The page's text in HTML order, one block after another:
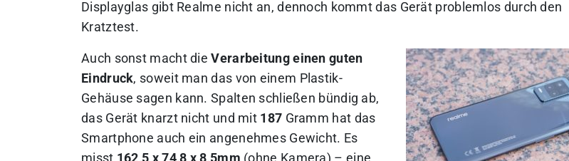
Displayglas gibt Realme nicht an, dennoch kommt das Gerät problemlos durch den
Kratztest.
Auch sonst macht dieVerarbeitung einen guten
Eindruck, soweit man das von einem Plastik-
Gehäuse sagen kann. Spalten schließen bündig ab,
das Gerät knarzt nicht und mit 187 Gramm hat das
Smartphone auch ein angenehmes Gewicht. Es